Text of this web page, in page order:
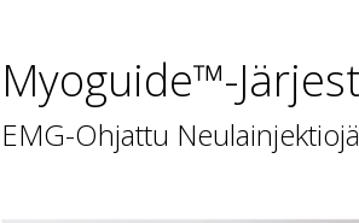
Myoguide™-
EMG-Ohjattu